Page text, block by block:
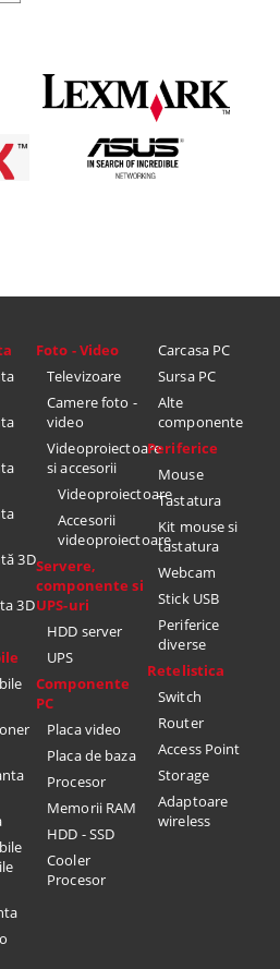
3D
3D
Foto - Video
Televizoare
Camere foto -
video
Videoproiectoare
si accesorii
Videoproiectoare
Accesorii
videoproiectoare
Servere,
componente si
UPS-uri
HDD server
UPS
Componente
PC
Placa video
Placa de baza
Procesor
Memorii RAM
HDD - SSD
Cooler
Procesor
Carcasa PC
Sursa PC
Alte
componente
Periferice
Mouse
Tastatura
Kit mouse si
tastatura
Webcam
Stick USB
Periferice
diverse
Retelistica
Switch
Router
Access Point
Storage
Adaptoare
wireless